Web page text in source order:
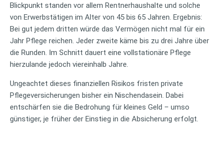
Blickpunkt standen vor allem Rentnerhaushalte und solche
von Erwerbstätigen im Alter von 45 bis 65 Jahren. Ergebnis:
Bei gut jedem dritten würde das Vermögen nicht mal für ein
Jahr Pflege reichen. Jeder zweite käme bis zu drei Jahre über
die Runden. Im Schnitt dauert eine vollstationäre Pflege
hierzulande jedoch viereinhalb Jahre.
Ungeachtet dieses finanziellen Risikos fristen private
Pflegeversicherungen bisher ein Nischendasein. Dabei
entschärfen sie die Bedrohung für kleines Geld – umso
günstiger, je früher der Einstieg in die Absicherung erfolgt.